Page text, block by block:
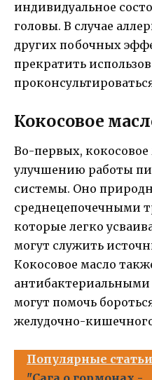
индивидуальное
головы. В случае
других побочных
прекратить
Кокосовое
Во-первых, кокосовое
улучшению работы
системы. Оно
среднецепочечными
которые легко
могут служить
Кокосовое масло
могут помочь
желудочно-
Популярные статьи